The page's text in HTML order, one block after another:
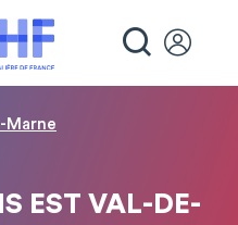
Marne
EST VAL-DE-